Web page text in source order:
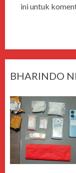
ini untuk
BHARINDO